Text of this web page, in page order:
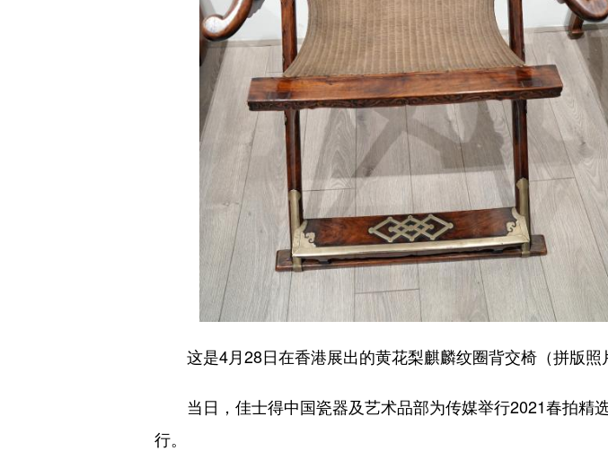
这是4月28日在香港展出的黄花梨麒麟纹圈背交椅（拼版照
当日，佳士得中国瓷器及艺术品部为传媒举行2021春拍精
行。